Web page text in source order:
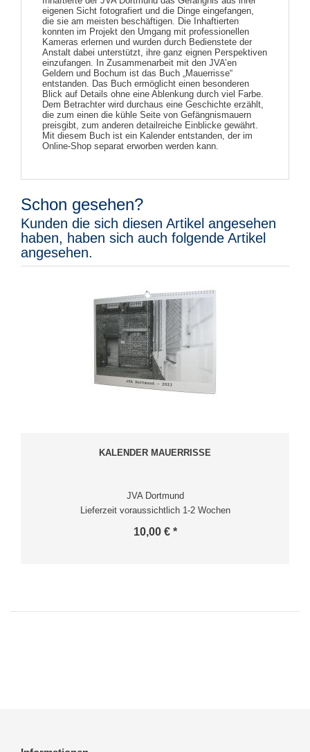
eigenen Sicht fotografiert und die Dinge eingefangen,
die sie am meisten beschäftigen. Die Inhaftierten
konnten im Projekt den Umgang mit professionellen
Kameras erlernen und wurden durch Bedienstete der
Anstalt dabei unterstützt, ihre ganz eignen Perspektiven
einzufangen. In Zusammenarbeit mit den JVA’en
Geldern und Bochum ist das Buch „Mauerrisse“
entstanden. Das Buch ermöglicht einen besonderen
Blick auf Details ohne eine Ablenkung durch viel Farbe.
Dem Betrachter wird durchaus eine Geschichte erzählt,
die zum einen die kühle Seite von Gefängnismauern
preisgibt, zum anderen detailreiche Einblicke gewährt.
Mit diesem Buch ist ein Kalender entstanden, der im
Online-Shop separat erworben werden kann.
Schon gesehen?
Kunden die sich diesen Artikel angesehen
haben, haben sich auch folgende Artikel
angesehen.
KALENDER MAUERRISSE
JVA Dortmund
Lieferzeit voraussichtlich 1-2 Wochen
10,00 € *